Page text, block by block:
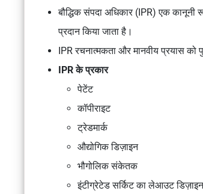
बौद्धिक संपदा अधिकार (IPR) एक कानूनी
प्रदान किया जाता है।
IPR रचनात्मकता और मानवीय प्रयास को
IPR के प्रकार
पेटेंट
कॉपीराइट
ट्रेडमार्क
औद्योगिक डिज़ाइन
भौगोलिक संकेतक
इंटीग्रेटेड सर्किट का लेआउट डिज़ाइन